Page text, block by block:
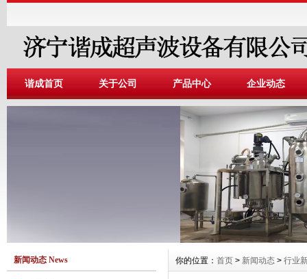
谐成首页 关于公司 产品中心 企业动态
新闻动态 News 你的位置： 首页 > 新闻动态 > 行业